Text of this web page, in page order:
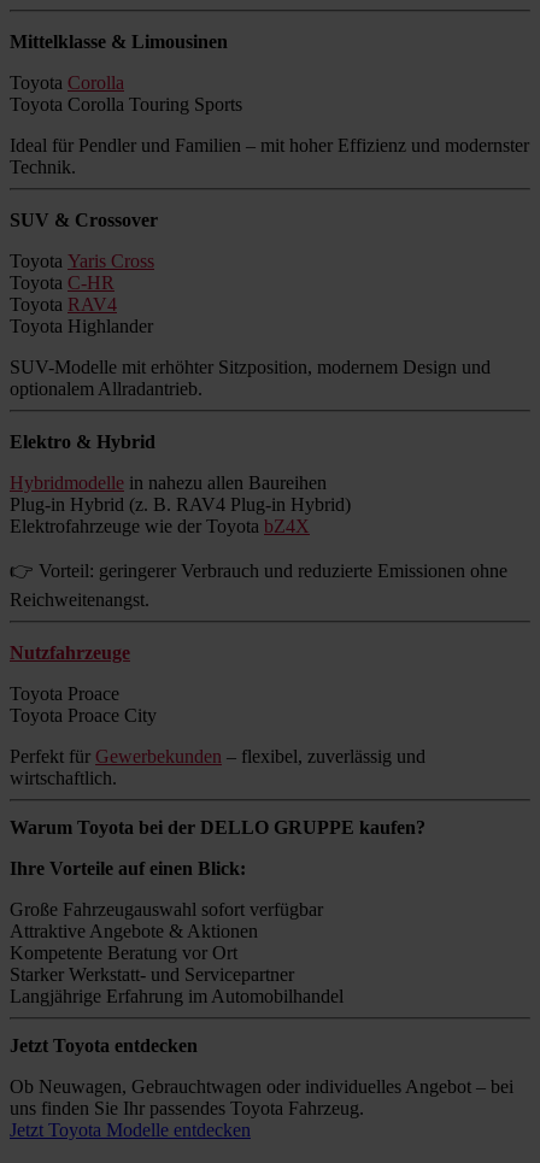
Mittelklasse & Limousinen
Toyota Corolla
Toyota Corolla Touring Sports
Ideal für Pendler und Familien – mit hoher Effizienz und modernster
Technik.
SUV & Crossover
Toyota Yaris Cross
Toyota C-HR
Toyota RAV4
Toyota Highlander
SUV-Modelle mit erhöhter Sitzposition, modernem Design und
optionalem Allradantrieb.
Elektro & Hybrid
Hybridmodelle in nahezu allen Baureihen
Plug-in Hybrid (z. B. RAV4 Plug-in Hybrid)
Elektrofahrzeuge wie der Toyota bZ4X
👉 Vorteil: geringerer Verbrauch und reduzierte Emissionen ohne
Reichweitenangst.
Nutzfahrzeuge
Toyota Proace
Toyota Proace City
Perfekt für Gewerbekunden – flexibel, zuverlässig und
wirtschaftlich.
Warum Toyota bei der DELLO GRUPPE kaufen?
Ihre Vorteile auf einen Blick:
Große Fahrzeugauswahl sofort verfügbar
Attraktive Angebote & Aktionen
Kompetente Beratung vor Ort
Starker Werkstatt- und Servicepartner
Langjährige Erfahrung im Automobilhandel
Jetzt Toyota entdecken
Ob Neuwagen, Gebrauchtwagen oder individuelles Angebot – bei
uns finden Sie Ihr passendes Toyota Fahrzeug.
Jetzt Toyota Modelle entdecken